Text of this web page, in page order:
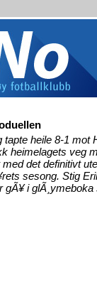
tapte heile 8-1 mot
heimelagets veg
det definitivt
sesong. Stig
gÃ¥ i